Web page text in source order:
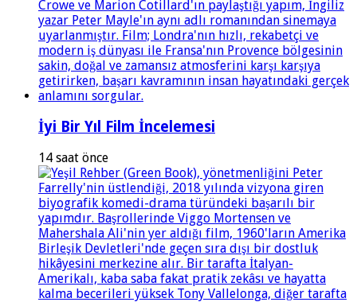
İyi Bir Yıl Film İncelemesi
14 saat önce